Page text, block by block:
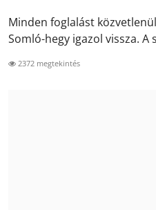
Minden foglalást
Somló-hegy igazol vissza. A
2372 megtekintés